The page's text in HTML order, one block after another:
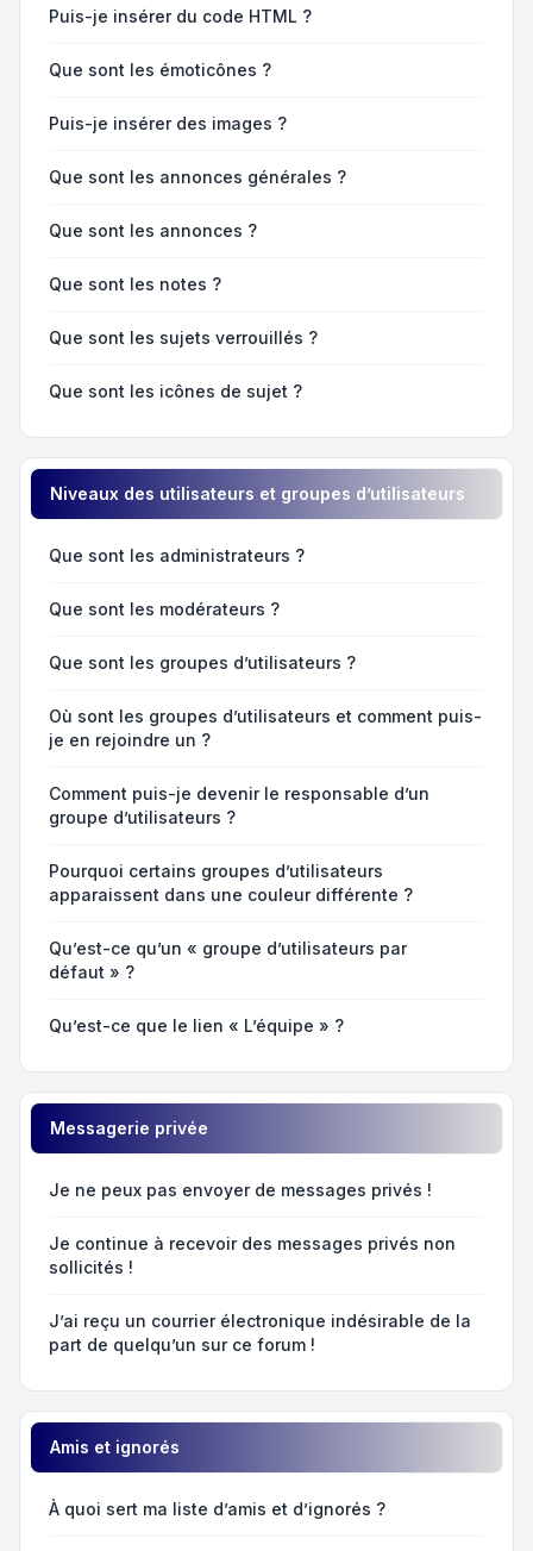
Puis-je insérer du code HTML ?
Que sont les émoticônes ?
Puis-je insérer des images ?
Que sont les annonces générales ?
Que sont les annonces ?
Que sont les notes ?
Que sont les sujets verrouillés ?
Que sont les icônes de sujet ?
Niveaux des utilisateurs et groupes d’utilisateurs
Que sont les administrateurs ?
Que sont les modérateurs ?
Que sont les groupes d’utilisateurs ?
Où sont les groupes d’utilisateurs et comment puis-
je en rejoindre un ?
Comment puis-je devenir le responsable d’un
groupe d’utilisateurs ?
Pourquoi certains groupes d’utilisateurs
apparaissent dans une couleur différente ?
Qu’est-ce qu’un « groupe d’utilisateurs par
défaut » ?
Qu’est-ce que le lien « L’équipe » ?
Messagerie privée
Je ne peux pas envoyer de messages privés !
Je continue à recevoir des messages privés non
sollicités !
J’ai reçu un courrier électronique indésirable de la
part de quelqu’un sur ce forum !
Amis et ignorés
À quoi sert ma liste d’amis et d’ignorés ?